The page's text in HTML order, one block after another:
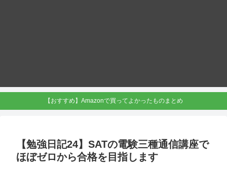
【おすすめ】Amazonで買ってよかったものまとめ
【勉強日記24】SATの電験三種通信講座で
ほぼゼロから合格を目指します